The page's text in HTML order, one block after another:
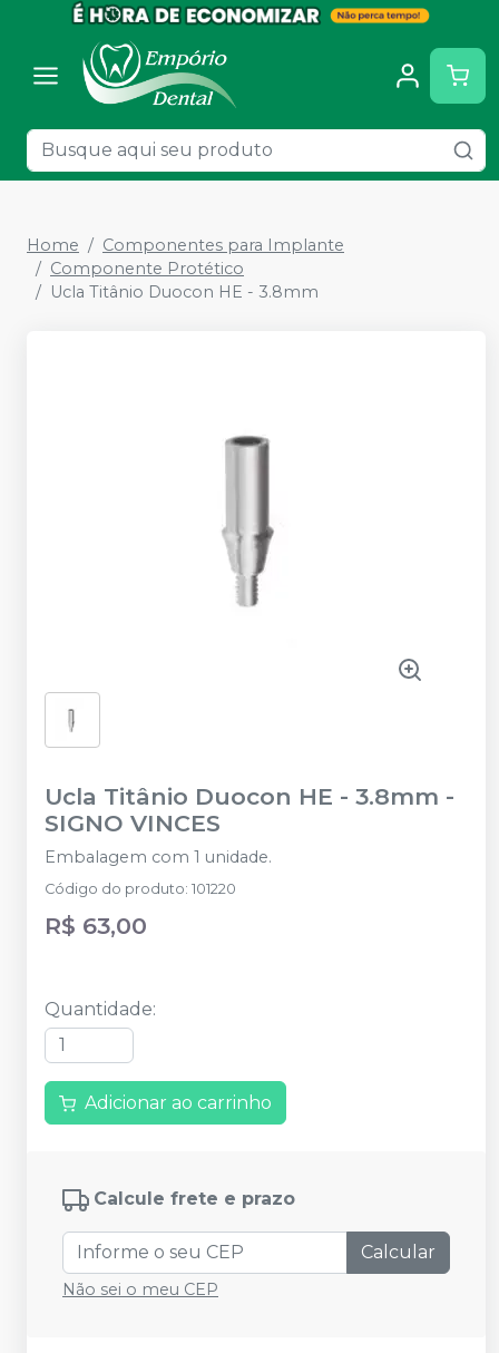
Home
Componentes para Implante
Componente Protético
Ucla Titânio Duocon HE - 3.8mm
Ucla Titânio Duocon HE - 3.8mm -
SIGNO VINCES
Embalagem com 1 unidade.
Código do produto: 101220
R$ 63,00
Quantidade:
Adicionar ao carrinho
Calcule frete e prazo
Calcular
Não sei o meu CEP